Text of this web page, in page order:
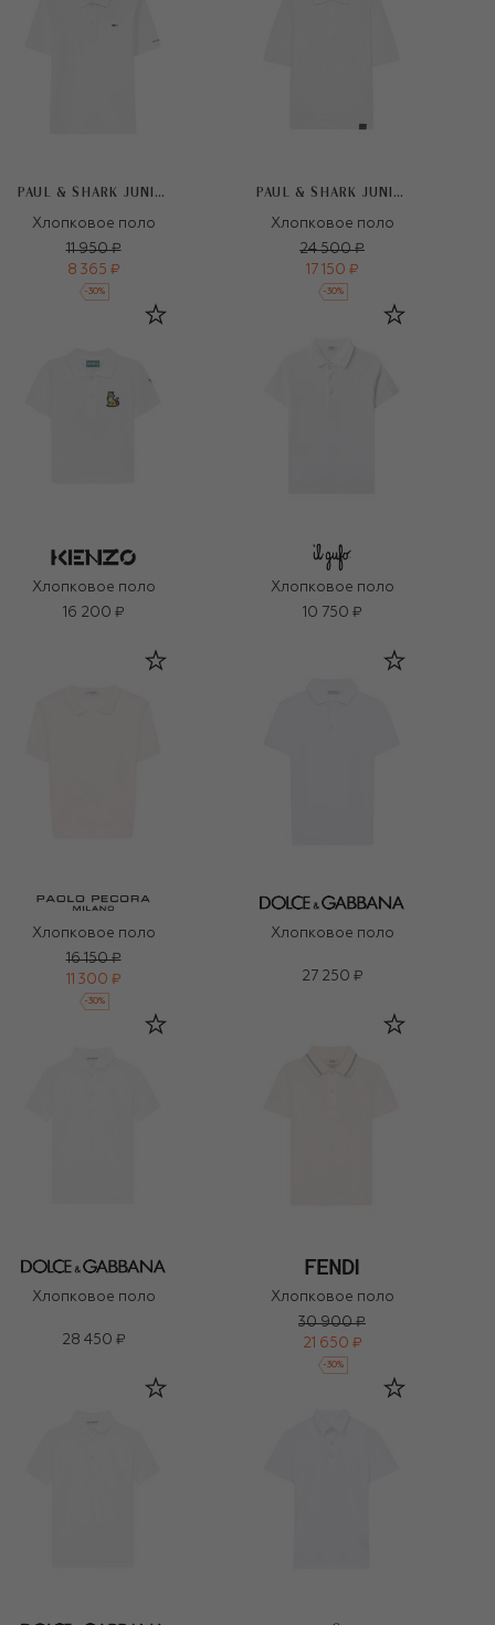
PAUL & SHARK JUNIOR
Хлопковое поло
11 950 ₽
8 365 ₽
-30%
PAUL & SHARK JUNIOR
Хлопковое поло
24 500 ₽
17 150 ₽
-30%
Хлопковое поло
16 200 ₽
Хлопковое поло
10 750 ₽
Хлопковое поло
16 150 ₽
11 300 ₽
-30%
Хлопковое поло
27 250 ₽
Хлопковое поло
28 450 ₽
Хлопковое поло
30 900 ₽
21 650 ₽
-30%